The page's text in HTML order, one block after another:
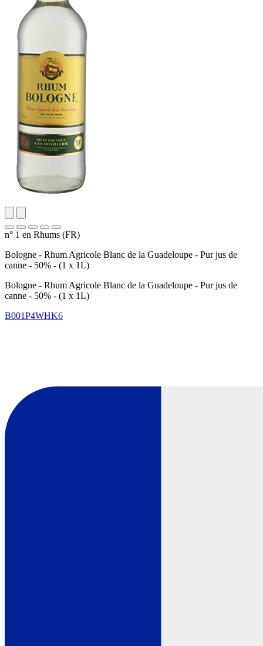
n° 1 en Rhums (FR)
Bologne - Rhum Agricole Blanc de la Guadeloupe - Pur jus de
canne - 50% - (1 x 1L)
Bologne - Rhum Agricole Blanc de la Guadeloupe - Pur jus de
canne - 50% - (1 x 1L)
B001P4WHK6